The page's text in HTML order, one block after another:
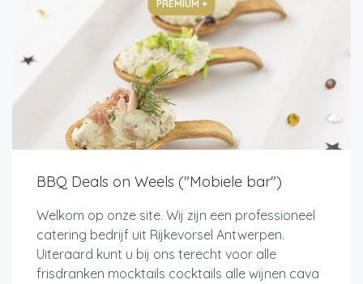
PREMIUM +
BBQ Deals on Weels ("Mobiele bar")
Welkom op onze site. Wij zijn een professioneel
catering bedrijf uit Rijkevorsel Antwerpen.
Uiteraard kunt u bij ons terecht voor alle
frisdranken mocktails cocktails alle wijnen cava